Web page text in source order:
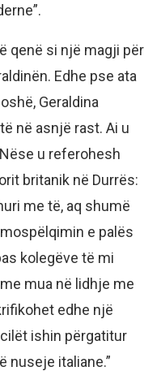
qenë si një magji për
Edhe pse ata
Geraldina
në asnjë rast. Ai u
u referohesh
britanik në Durrës:
me të, aq shumë
e palës
kolegëve të mi
mua në lidhje me
edhe një
ishin përgatitur
nuseje italiane.”